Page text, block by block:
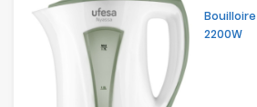
Bouilloire
2200W